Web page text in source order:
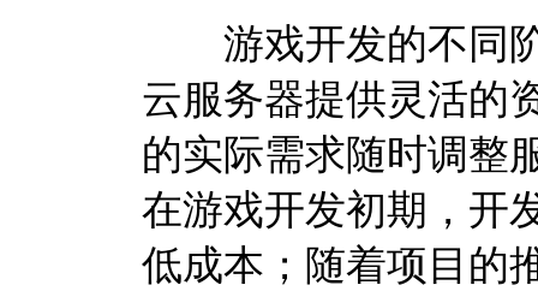
游戏开发的不同阶
云服务器提供灵活的
的实际需求随时调整
在游戏开发初期，开
低成本；随着项目的